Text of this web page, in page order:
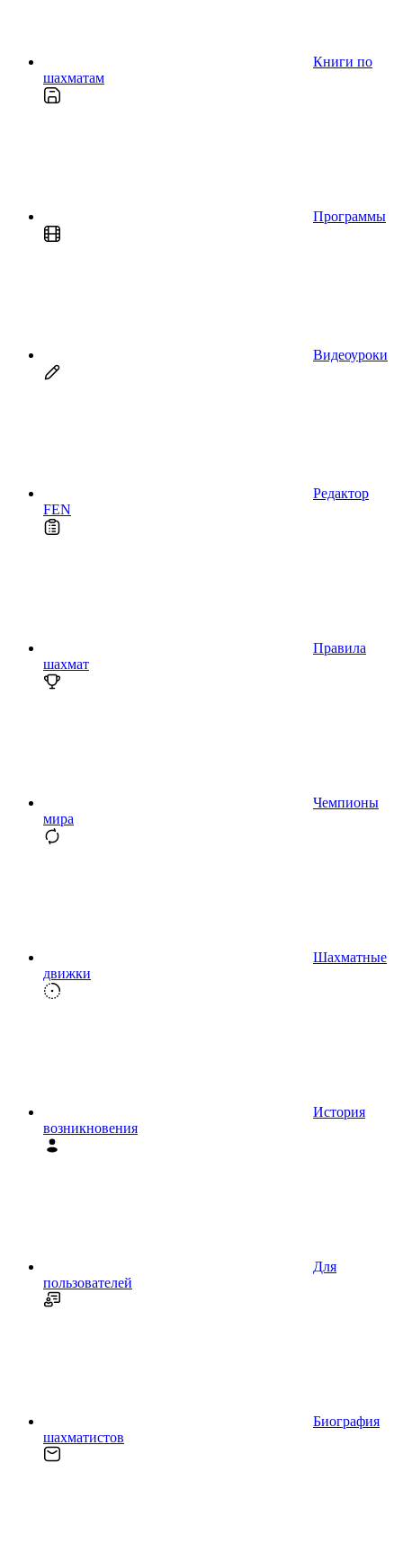
Книги по
шахматам
Программы
Видеоуроки
Редактор
FEN
Правила
шахмат
Чемпионы
мира
Шахматные
движки
История
возникновения
Для
пользователей
Биография
шахматистов